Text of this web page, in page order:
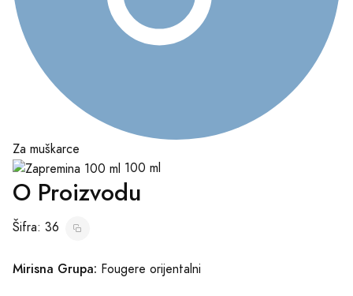
Za muškarce
100 ml
O Proizvodu
Šifra: 36
Mirisna Grupa: Fougere orijentalni